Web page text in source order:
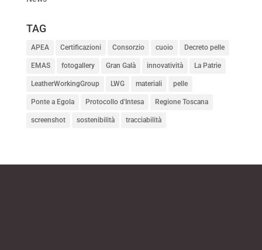
TAG
APEA Certificazioni Consorzio cuoio Decreto pelle
EMAS fotogallery Gran Galà innovatività La Patrie
LeatherWorkingGroup LWG materiali pelle
Ponte a Egola Protocollo d'Intesa Regione Toscana
screenshot sostenibilità tracciabilità